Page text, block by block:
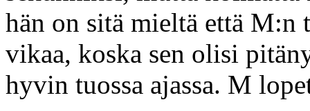
hän on sitä mieltä että
vikaa, koska sen olisi
hyvin tuossa ajassa. M